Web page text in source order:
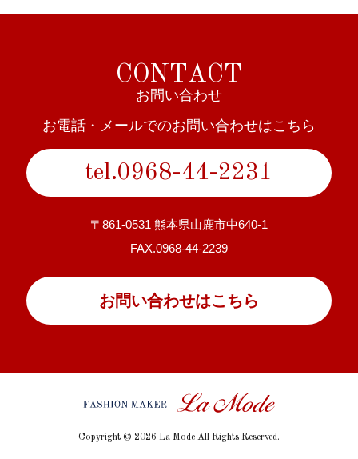
CON TACT
お問い合わせ
お電話・メールでのお問い合わせはこちら
tel.0968-44-2231
〒861-0531 熊本県山鹿市中640-1
FAX.0968-44-2239
お問い合わせはこちら
Copyright © 2026 La Mode All Rights Reserved.